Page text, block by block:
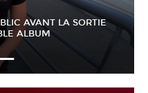
AVANT LA SORTIE
ALBUM